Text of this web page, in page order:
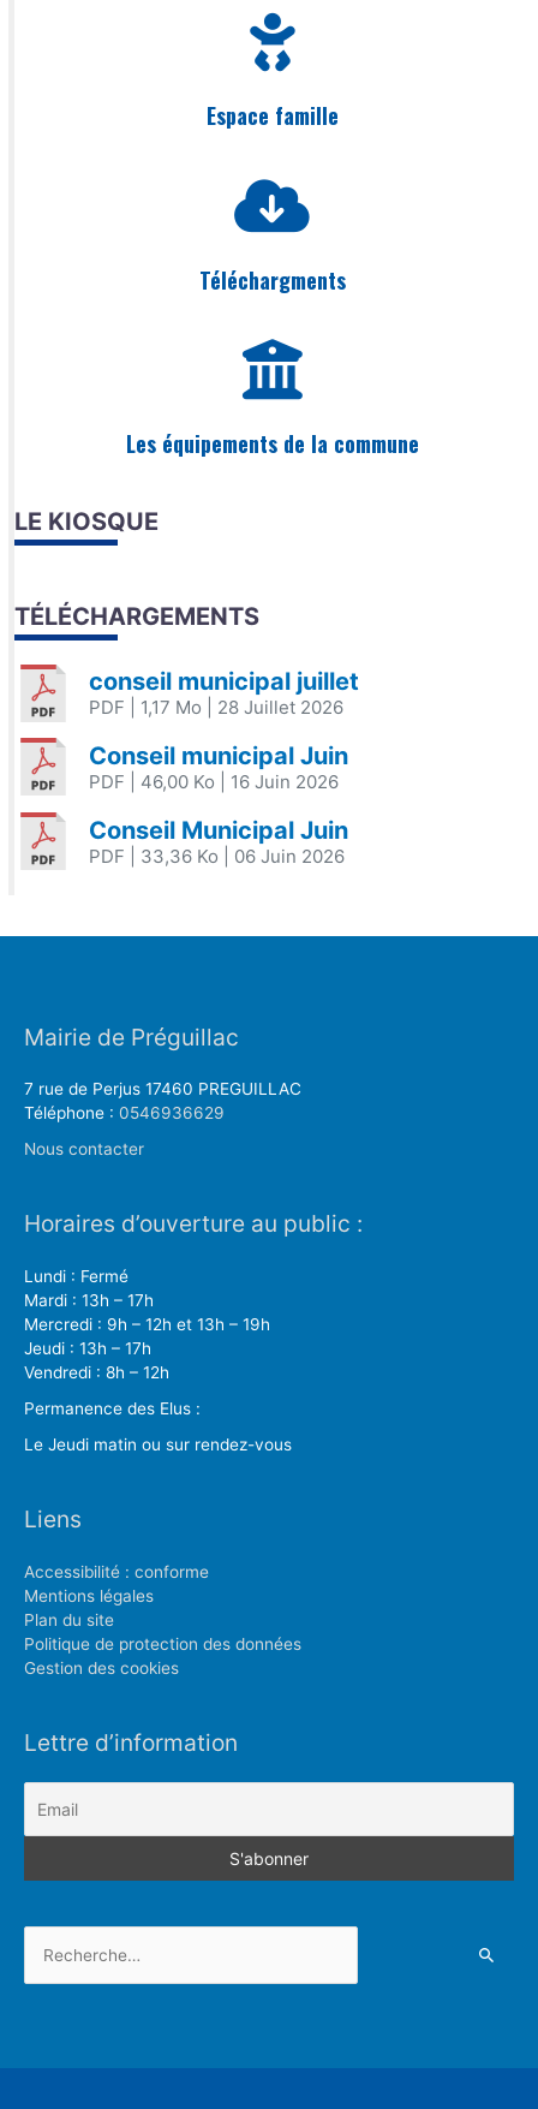
Espace famille
Téléchargments
Les équipements de la commune
LE KIOSQUE
TÉLÉCHARGEMENTS
conseil municipal juillet
PDF | 1,17 Mo | 28 Juillet 2026
Conseil municipal Juin
PDF | 46,00 Ko | 16 Juin 2026
Conseil Municipal Juin
PDF | 33,36 Ko | 06 Juin 2026
Mairie de Préguillac
7 rue de Perjus 17460 PREGUILLAC
Téléphone : 0546936629
Nous contacter
Horaires d’ouverture au public :
Lundi : Fermé
Mardi : 13h – 17h
Mercredi : 9h – 12h et 13h – 19h
Jeudi : 13h – 17h
Vendredi : 8h – 12h
Permanence des Elus :
Le Jeudi matin ou sur rendez-vous
Liens
Accessibilité : conforme
Mentions légales
Plan du site
Politique de protection des données
Gestion des cookies
Lettre d’information